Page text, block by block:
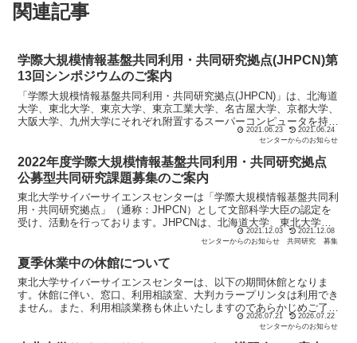
関連記事
学際大規模情報基盤共同利用・共同研究拠点(JHPCN)第
13回シンポジウムのご案内
「学際大規模情報基盤共同利用・共同研究拠点(JHPCN)」は、北海道
大学、東北大学、東京大学、東京工業大学、名古屋大学、京都大学、
大阪大学、九州大学にそれぞれ附置するスーパーコンピュータを持つ
8つの施設を構成拠点とし、東京大学情報基盤センタ...
2021.06.23
2021.06.24
センターからのお知らせ
2022年度学際大規模情報基盤共同利用・共同研究拠点
公募型共同研究課題募集のご案内
東北大学サイバーサイエンスセンターは「学際大規模情報基盤共同利
用・共同研究拠点」（通称：JHPCN）として文部科学大臣の認定を
受け、活動を行っております。JHPCNは、北海道大学、東北大学、
東京大学、東京工業大学、名古屋大学、京都大学、大阪...
2021.12.03
2021.12.08
センターからのお知らせ
共同研究 募集
夏季休業中の休館について
東北大学サイバーサイエンスセンターは、以下の期間休館となりま
す。休館に伴い、窓口、利用相談室、大判カラープリンタは利用でき
ません。また、利用相談業務も休止いたしますのであらかじめご了承
ください。ただしこの期間中、スーパーコンピュータAOBA...
2026.07.21
2026.07.22
センターからのお知らせ